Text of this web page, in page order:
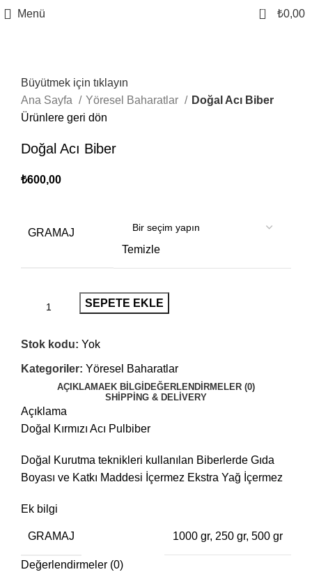
Menü 0 ₺0,00
Büyütmek için tıklayın
Ana Sayfa
Yöresel Baharatlar
Doğal Acı Biber
Ürünlere geri dön
Doğal Acı Biber
₺600,00
GRAMAJ
Temizle
SEPETE EKLE
Stok kodu: Yok
Kategoriler: Yöresel Baharatlar
AÇIKLAMAEK BILGI DEĞERLENDIRMELER (0)
SHIPPING & DELIVERY
Açıklama
Doğal Kırmızı Acı Pulbiber
Doğal Kurutma teknikleri kullanılan Biberlerde Gıda
Boyası ve Katkı Maddesi İçermez Ekstra Yağ İçermez
Ek bilgi
GRAMAJ 1000 gr, 250 gr, 500 gr
Değerlendirmeler (0)